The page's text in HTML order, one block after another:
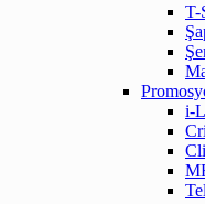
T-
i-